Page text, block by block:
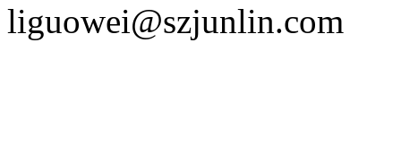
liguowei@szjunlin.com